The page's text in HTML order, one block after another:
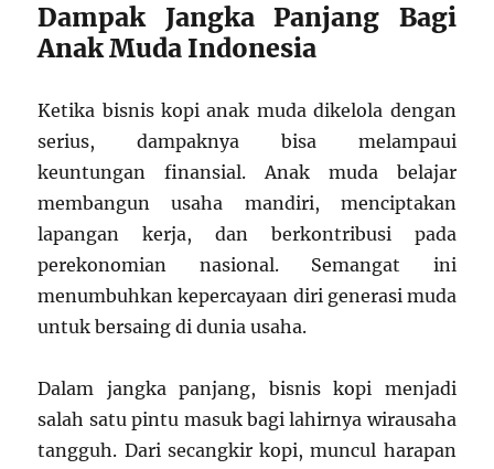
Dampak Jangka Panjang Bagi
Anak Muda Indonesia
Ketika bisnis kopi anak muda dikelola dengan
serius, dampaknya bisa melampaui
keuntungan finansial. Anak muda belajar
membangun usaha mandiri, menciptakan
lapangan kerja, dan berkontribusi pada
perekonomian nasional. Semangat ini
menumbuhkan kepercayaan diri generasi muda
untuk bersaing di dunia usaha.
Dalam jangka panjang, bisnis kopi menjadi
salah satu pintu masuk bagi lahirnya wirausaha
tangguh. Dari secangkir kopi, muncul harapan